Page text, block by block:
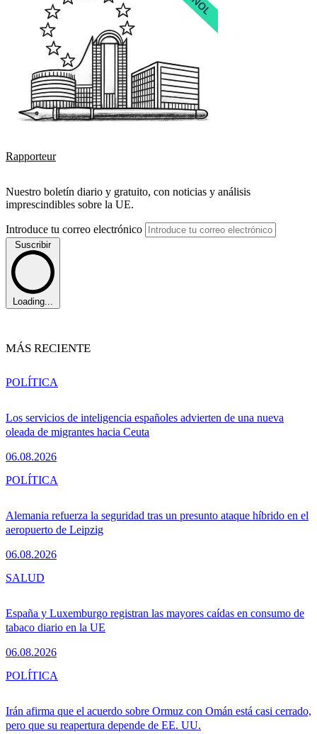
Rapporteur
Nuestro boletín diario y gratuito, con noticias y análisis
imprescindibles sobre la UE.
Introduce tu correo electrónico
Suscribir
Loading...
MÁS RECIENTE
Los servicios de inteligencia españoles advierten de una nueva
oleada de migrantes hacia Ceuta
06.08.2026
POLÍTICA
Alemania refuerza la seguridad tras un presunto ataque híbrido en el
aeropuerto de Leipzig
06.08.2026
POLÍTICA
España y Luxemburgo registran las mayores caídas en consumo de
tabaco diario en la UE
06.08.2026
SALUD
Irán afirma que el acuerdo sobre Ormuz con Omán está casi cerrado,
pero que su reapertura depende de EE. UU.
POLÍTICA